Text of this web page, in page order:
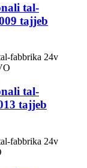
tal-
tajjeb
tal-
tajjeb